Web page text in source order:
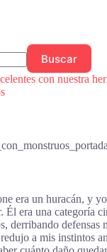
Buscar
con nuestra
era un huracán, y
Él era una categoría
derribando defensas
a mis instintos